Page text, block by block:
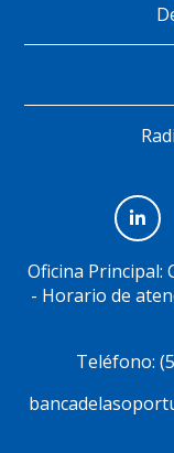
Social
Oficina Principal:
- Horario de
Teléfono: